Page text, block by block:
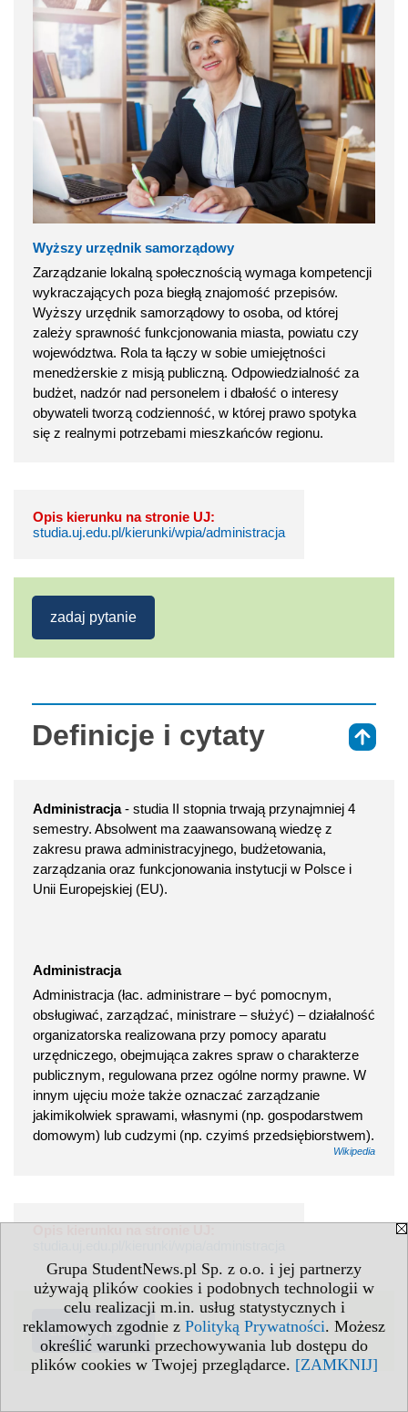
Grupa StudentNews.pl Sp. z o.o. i jej partnerzy
używają plików cookies i podobnych technologii w
celu realizacji m.in. usług statystycznych i
reklamowych zgodnie z Polityką Prywatności. Możesz
określić warunki przechowywania lub dostępu do
plików cookies w Twojej przeglądarce. [ZAMKNIJ]
Wyższy urzędnik samorządowy
Zarządzanie lokalną społecznością wymaga kompetencji
wykraczających poza biegłą znajomość przepisów.
Wyższy urzędnik samorządowy to osoba, od której
zależy sprawność funkcjonowania miasta, powiatu czy
województwa. Rola ta łączy w sobie umiejętności
menedżerskie z misją publiczną. Odpowiedzialność za
budżet, nadzór nad personelem i dbałość o interesy
obywateli tworzą codzienność, w której prawo spotyka
się z realnymi potrzebami mieszkańców regionu.
Opis kierunku na stronie UJ:
studia.uj.edu.pl/kierunki/wpia/administracja
zadaj pytanie
Definicje i cytaty
Administracja- studia II stopnia trwają przynajmniej 4
semestry. Absolwent ma zaawansowaną wiedzę z
zakresu prawa administracyjnego, budżetowania,
zarządzania oraz funkcjonowania instytucji w Polsce i
Unii Europejskiej (EU).
Administracja
Administracja (łac. administrare – być pomocnym,
obsługiwać, zarządzać, ministrare – służyć) – działalność
organizatorska realizowana przy pomocy aparatu
urzędniczego, obejmująca zakres spraw o charakterze
publicznym, regulowana przez ogólne normy prawne. W
innym ujęciu może także oznaczać zarządzanie
jakimikolwiek sprawami, własnymi (np. gospodarstwem
domowym) lub cudzymi (np. czyimś przedsiębiorstwem).
Wikipedia
zadaj pytanie